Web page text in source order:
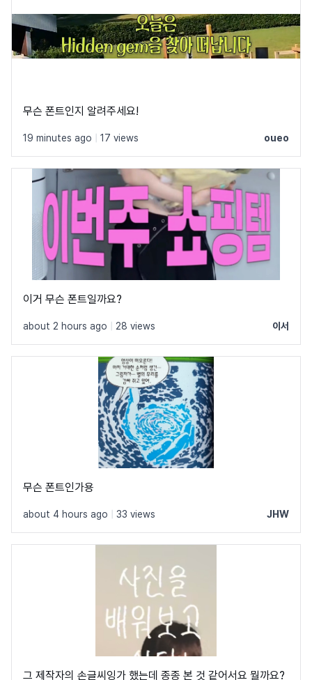
무슨 폰트인지 알려주세요!
19 minutes ago 17 views oueo
이거 무슨 폰트일까요?
about 2 hours ago 28 views 이서
무슨 폰트인가용
about 4 hours ago 33 views JHW
그 제작자의 손글씨잉가 했는데 종종 본 것 같어서요 뭘까요?